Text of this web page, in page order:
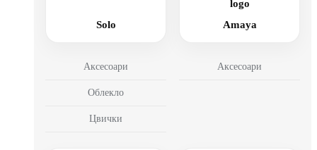
Solo
Аксесоари
Облекло
Цвички
Amaya
Аксесоари